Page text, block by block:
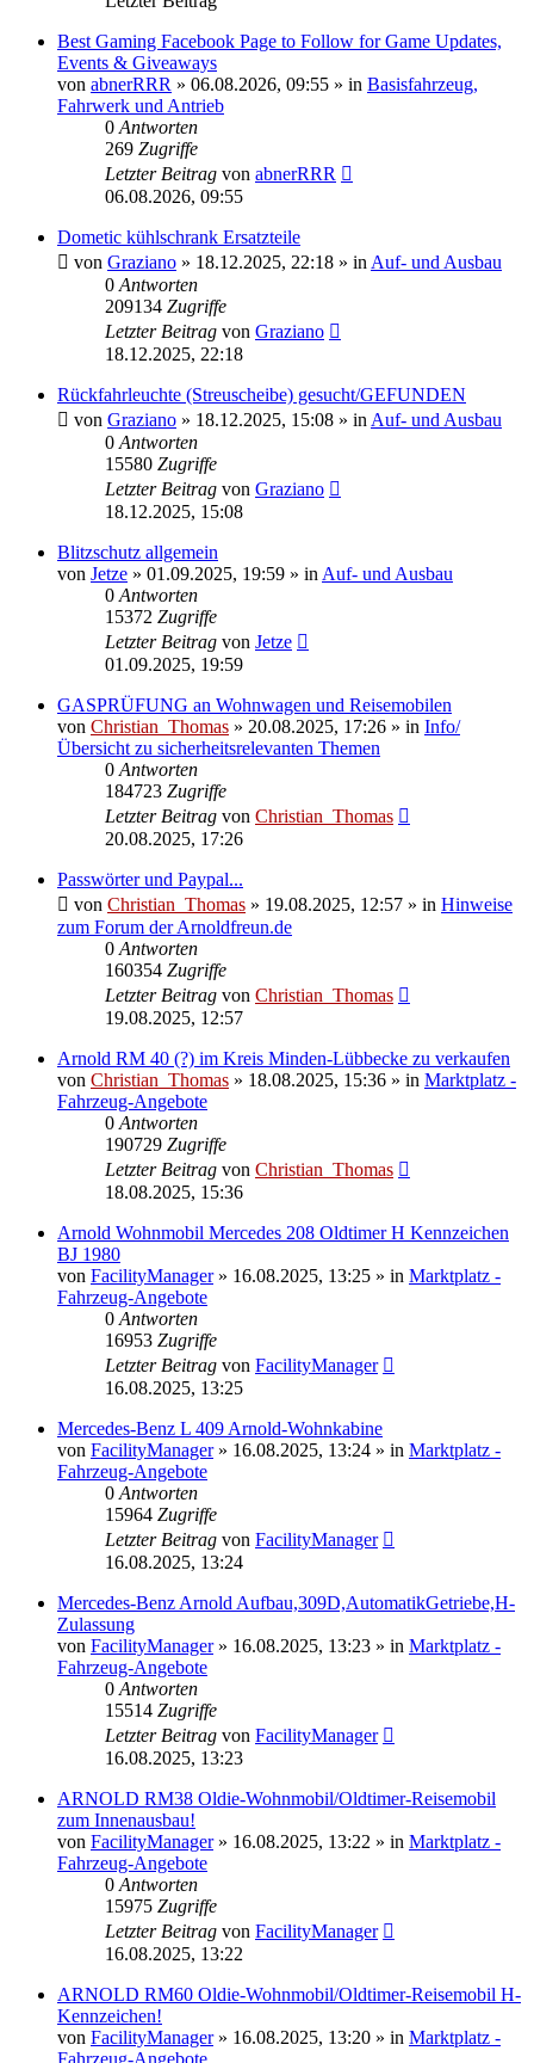
Best Gaming Facebook Page to Follow for Game Updates,
Events & Giveaways
von abnerRRR » 06.08.2026, 09:55 » in Basisfahrzeug,
Fahrwerk und Antrieb
0 Antworten
269 Zugriffe
Letzter Beitrag von abnerRRR
06.08.2026, 09:55
Dometic kühlschrank Ersatzteile
von Graziano » 18.12.2025, 22:18 » in Auf- und Ausbau
0 Antworten
209134 Zugriffe
Letzter Beitrag von Graziano
18.12.2025, 22:18
Rückfahrleuchte (Streuscheibe) gesucht/GEFUNDEN
von Graziano » 18.12.2025, 15:08 » in Auf- und Ausbau
0 Antworten
15580 Zugriffe
Letzter Beitrag von Graziano
18.12.2025, 15:08
Blitzschutz allgemein
von Jetze » 01.09.2025, 19:59 » in Auf- und Ausbau
0 Antworten
15372 Zugriffe
Letzter Beitrag von Jetze
01.09.2025, 19:59
GASPRÜFUNG an Wohnwagen und Reisemobilen
von Christian_Thomas » 20.08.2025, 17:26 » in Info/
Übersicht zu sicherheitsrelevanten Themen
0 Antworten
184723 Zugriffe
Letzter Beitrag von Christian_Thomas
20.08.2025, 17:26
Passwörter und Paypal...
von Christian_Thomas » 19.08.2025, 12:57 » in Hinweise
zum Forum der Arnoldfreun.de
0 Antworten
160354 Zugriffe
Letzter Beitrag von Christian_Thomas
19.08.2025, 12:57
Arnold RM 40 (?) im Kreis Minden-Lübbecke zu verkaufen
von Christian_Thomas » 18.08.2025, 15:36 » in Marktplatz -
Fahrzeug-Angebote
0 Antworten
190729 Zugriffe
Letzter Beitrag von Christian_Thomas
18.08.2025, 15:36
Arnold Wohnmobil Mercedes 208 Oldtimer H Kennzeichen
BJ 1980
von FacilityManager» 16.08.2025, 13:25 » in Marktplatz -
Fahrzeug-Angebote
0 Antworten
16953 Zugriffe
Letzter Beitrag von FacilityManager
16.08.2025, 13:25
Mercedes-Benz L 409 Arnold-Wohnkabine
von FacilityManager» 16.08.2025, 13:24 » in Marktplatz -
Fahrzeug-Angebote
0 Antworten
15964 Zugriffe
Letzter Beitrag von FacilityManager
16.08.2025, 13:24
Mercedes-Benz Arnold Aufbau,309D,AutomatikGetriebe,H-
Zulassung
von FacilityManager» 16.08.2025, 13:23 » in Marktplatz -
Fahrzeug-Angebote
0 Antworten
15514 Zugriffe
Letzter Beitrag von FacilityManager
16.08.2025, 13:23
ARNOLD RM38 Oldie-Wohnmobil/Oldtimer-Reisemobil
zum Innenausbau!
von FacilityManager» 16.08.2025, 13:22 » in Marktplatz -
Fahrzeug-Angebote
0 Antworten
15975 Zugriffe
Letzter Beitrag von FacilityManager
16.08.2025, 13:22
ARNOLD RM60 Oldie-Wohnmobil/Oldtimer-Reisemobil H-
Kennzeichen!
von FacilityManager» 16.08.2025, 13:20 » in Marktplatz -
Fahrzeug-Angebote